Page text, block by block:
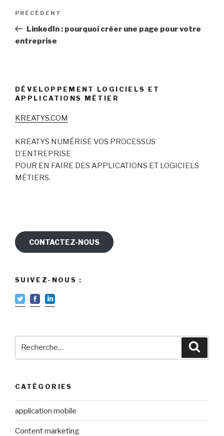
Navigation
l’article
Article
précédent
PRÉCÉDENT
LinkedIn : pourquoi créer une page pour votre
entreprise
DÉVELOPPEMENT LOGICIELS ET
APPLICATIONS MÉTIER
KREATYS.COM
KREATYS NUMÉRISE VOS PROCESSUS
D’ENTREPRISE
POUR EN FAIRE DES APPLICATIONS ET LOGICIELS
MÉTIERS.
CONTACTEZ-NOUS
SUIVEZ-NOUS :
CATÉGORIES
application mobile
Content marketing